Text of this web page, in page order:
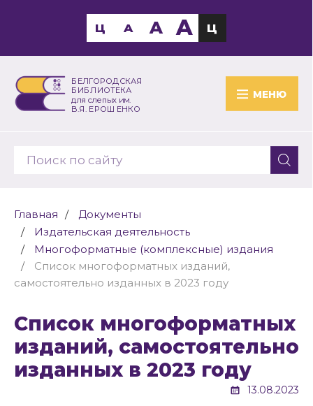
БЕЛГОРОДСКАЯ
БИБЛИОТЕКА
для слепых им.
В.Я. ЕРОШЕНКО
МЕНЮ
Ц A A A Ц
Главная
Документы
Издательская деятельность
Многоформатные (комплексные) издания
Список многоформатных изданий,
самостоятельно изданных в 2023 году
Список многоформатных
изданий, самостоятельно
изданных в 2023 году
13.08.2023